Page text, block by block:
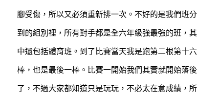
腳受傷，所以又必須重新排一次。不好的是我們班分
到的組別裡，所有對手都是全六年級強最強的班，其
中還包括體育班。到了比賽當天我是跑第二根第十六
棒，也是最後一棒。比賽一開始我們其實就開始落後
了，不過大家都知道只是玩玩，不必太在意成績，所